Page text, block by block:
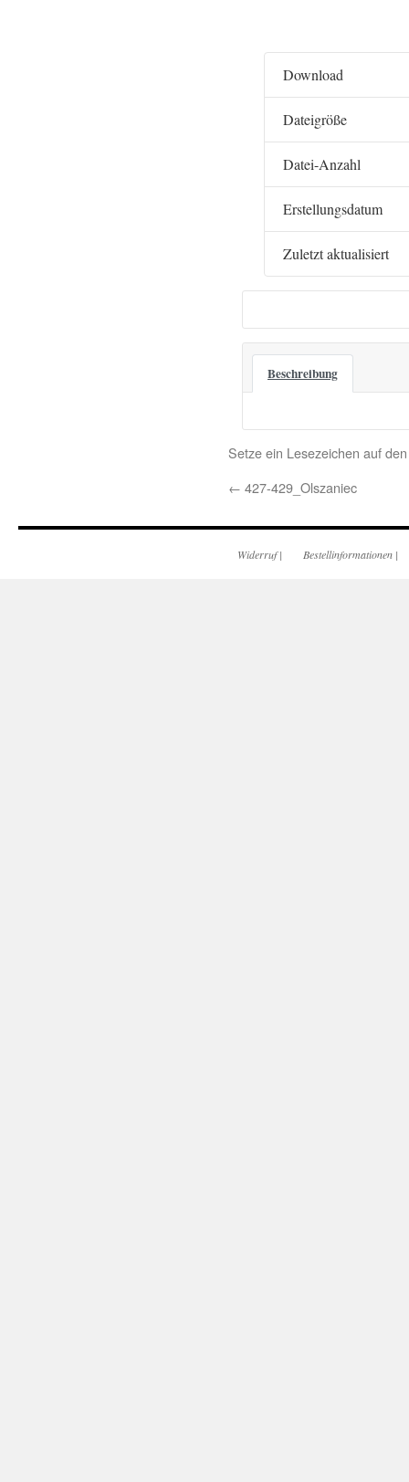
Download
Dateigröße
Datei-Anzahl
Erstellungsdatum
Zuletzt aktualisiert
Beschreibung
Setze ein Lesezeichen auf
← 427-429_Olszaniec
Widerruf| Bestellinformationen |